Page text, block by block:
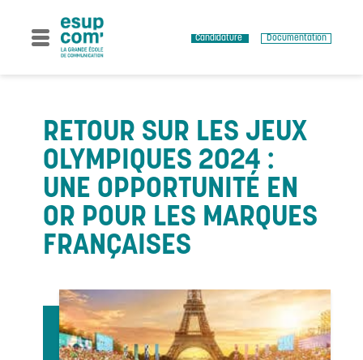
content
Candidature Documentation
RETOUR SUR LES JEUX
OLYMPIQUES 2024 :
UNE OPPORTUNITÉ EN
OR POUR LES MARQUES
FRANÇAISES